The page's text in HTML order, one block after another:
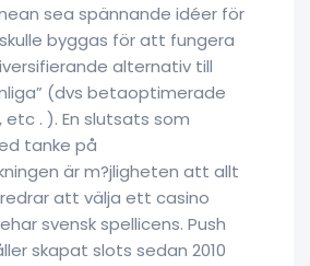
sea spännande idéer för
byggas för att fungera
alternativ till
(dvs betaoptimerade
. ). En slutsats som
tanke på
är m?jligheten att allt
att välja ett casino
svensk spellicens. Push
skapat slots sedan 2010